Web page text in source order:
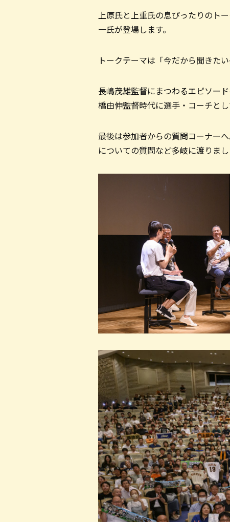
上原氏と上重氏の息ぴったりのト
一氏が登場します。
トークテーマは「今だから聞きた
長嶋茂雄監督にまつわるエピソー
橋由伸監督時代に選手・コーチと
最後は参加者からの質問コーナー
についての質問など多岐に渡りまし